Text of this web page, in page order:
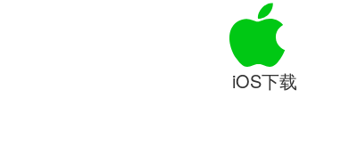
iOS下载